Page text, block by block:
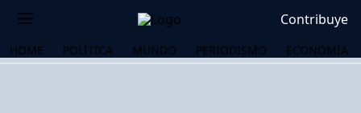
Contribuye
HOME POLÍTICA MUNDO PERIODISMO ECONOMÍA